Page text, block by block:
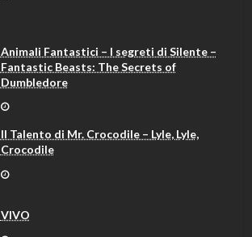
Animali Fantastici – I segreti di Silente –
Fantastic Beasts: The Secrets of
Dumbledore
Il Talento di Mr. Crocodile – Lyle, Lyle,
Crocodile
VIVO